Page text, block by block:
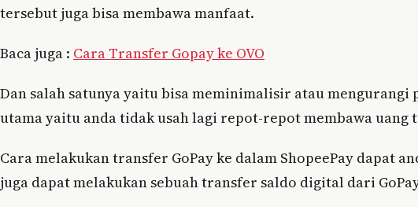
tersebut juga bisa membawa manfaat.
Baca juga : Cara Transfer Gopay ke OVO
Dan salah satunya yaitu bisa meminimalisir atau mengurangi
utama yaitu anda tidak usah lagi repot-repot membawa uang
Cara melakukan transfer GoPay ke dalam ShopeePay dapat
juga dapat melakukan sebuah transfer saldo digital dari